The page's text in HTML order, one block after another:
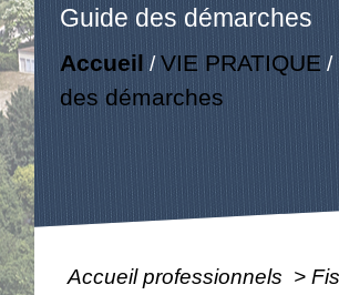
Guide des démarches
Accueil /VIE PRATIQUE /
des démarches
Accueil professionnels >